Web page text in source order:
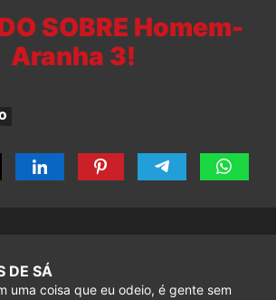
SOBRE Homem-
Aranha 3!
DE SÁ
uma coisa que eu odeio, é gente sem